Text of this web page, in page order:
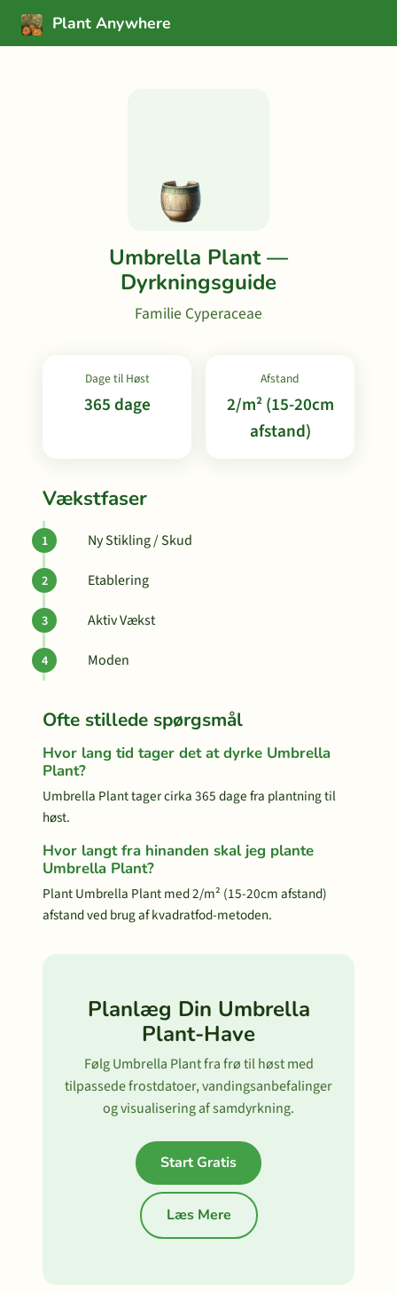
Plant Anywhere
Umbrella Plant —
Dyrkningsguide
Familie Cyperaceae
Dage til Høst
365 dage
Afstand
2/m² (15-20cm
afstand)
Vækstfaser
Ny Stikling / Skud
Etablering
Aktiv Vækst
Moden
Ofte stillede spørgsmål
Hvor lang tid tager det at dyrke Umbrella
Plant?
Umbrella Plant tager cirka 365 dage fra plantning til
høst.
Hvor langt fra hinanden skal jeg plante
Umbrella Plant?
Plant Umbrella Plant med 2/m² (15-20cm afstand)
afstand ved brug af kvadratfod-metoden.
Planlæg Din Umbrella
Plant-Have
Følg Umbrella Plant fra frø til høst med
tilpassede frostdatoer, vandingsanbefalinger
og visualisering af samdyrkning.
Start Gratis
Læs Mere